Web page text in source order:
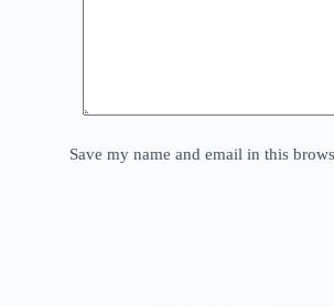
Save my name and email in this